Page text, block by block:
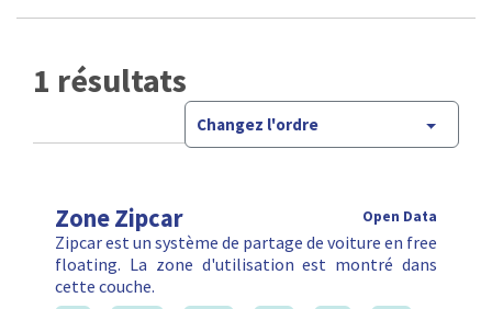
1 résultats
Changez l'ordre
Zone Zipcar Open Data
Zipcar est un système de partage de voiture en free
floating. La zone d'utilisation est montré dans
cette couche.